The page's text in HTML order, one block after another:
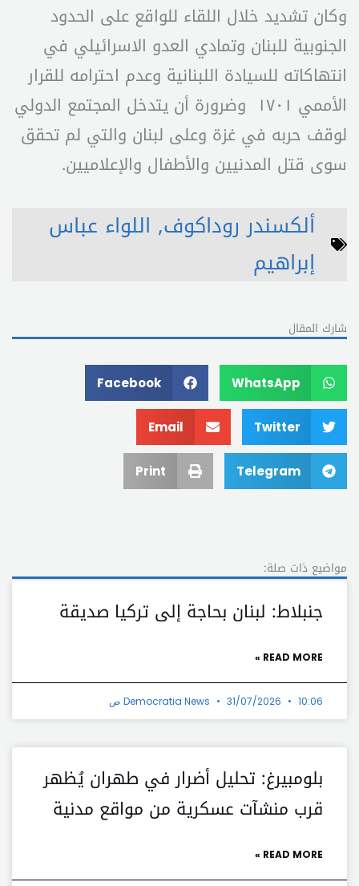
وكان تشديد خلال اللقاء للواقع على الحدود
الجنوبية للبنان وتمادي العدو الاسرائيلي في
انتهاكاته للسيادة اللبنانية وعدم احترامه للقرار
الأممي ١٧٠١ وضرورة أن يتدخل المجتمع الدولي
لوقف حربه في غزة وعلى لبنان والتي لم تحقق
سوى قتل المدنيين والأطفال والإعلاميين.
ألكسندر روداكوف, اللواء عباس
إبراهيم
شارك المقال
WhatsApp
Facebook
Twitter
Email
Telegram
Print
مواضيع ذات صلة:
جنبلاط: لبنان بحاجة إلى تركيا صديقة
READ MORE »
Democratia News 31/07/2026 10:06 ص
بلومبيرغ: تحليل أضرار في طهران يُظهر
قرب منشآت عسكرية من مواقع مدنية
READ MORE »